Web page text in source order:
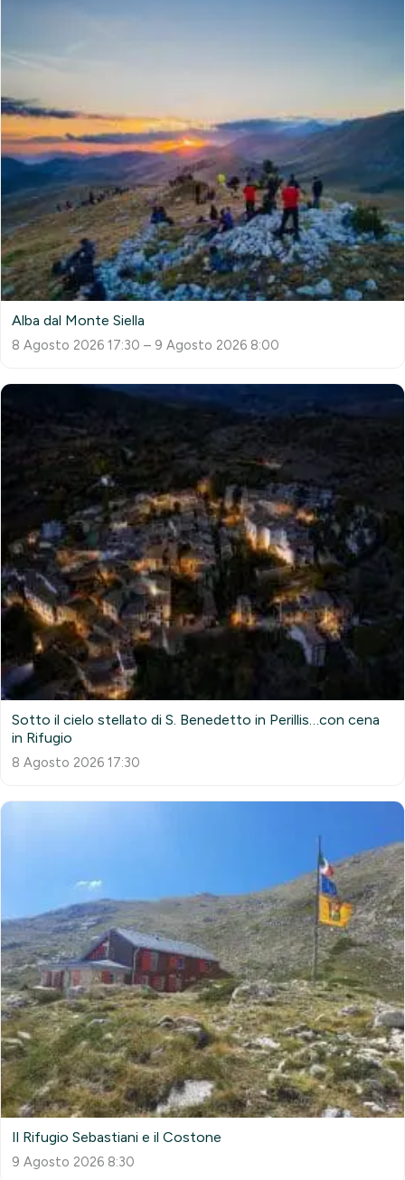
Alba dal Monte Siella
8 Agosto 2026 17:30 – 9 Agosto 2026 8:00
Sotto il cielo stellato di S. Benedetto in Perillis…con cena
in Rifugio
8 Agosto 2026 17:30
Il Rifugio Sebastiani e il Costone
9 Agosto 2026 8:30